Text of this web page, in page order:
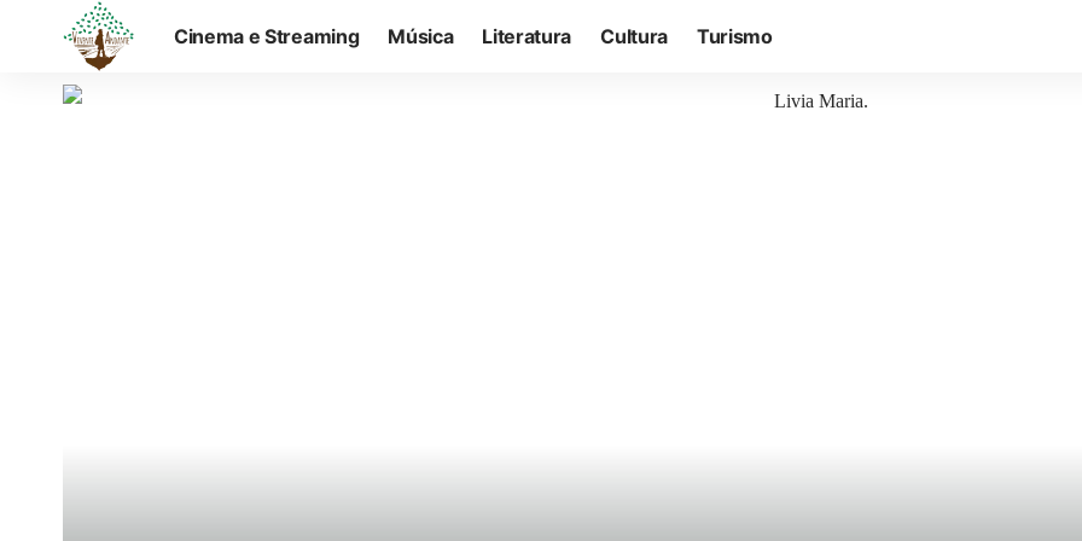
Cinema e Streaming Música Literatura Cultura Turismo